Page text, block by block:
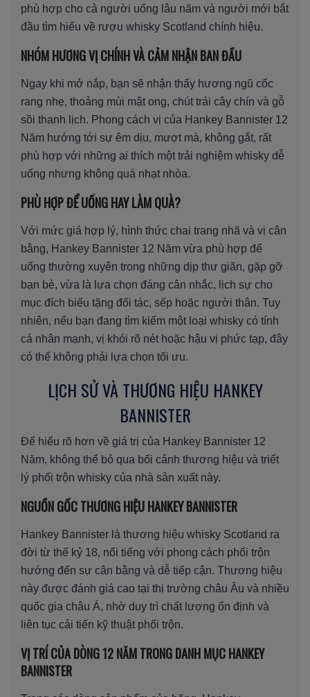
phù hợp cho cả người uống lâu năm và người mới bắt
đầu tìm hiểu về rượu whisky Scotland chính hiệu.
NHÓM HƯƠNG VỊ CHÍNH VÀ CẢM NHẬN BAN ĐẦU
Ngay khi mở nắp, bạn sẽ nhận thấy hương ngũ cốc
rang nhẹ, thoảng mùi mật ong, chút trái cây chín và gỗ
sồi thanh lịch. Phong cách vị của Hankey Bannister 12
Năm hướng tới sự êm dịu, mượt mà, không gắt, rất
phù hợp với những ai thích một trải nghiệm whisky dễ
uống nhưng không quá nhạt nhòa.
PHÙ HỢP ĐỂ UỐNG HAY LÀM QUÀ?
Với mức giá hợp lý, hình thức chai trang nhã và vị cân
bằng, Hankey Bannister 12 Năm vừa phù hợp để
uống thường xuyên trong những dịp thư giãn, gặp gỡ
bạn bè, vừa là lựa chọn đáng cân nhắc, lịch sự cho
mục đích biếu tặng đối tác, sếp hoặc người thân. Tuy
nhiên, nếu bạn đang tìm kiếm một loại whisky có tính
cá nhân mạnh, vị khói rõ nét hoặc hậu vị phức tạp, đây
có thể không phải lựa chọn tối ưu.
LỊCH SỬ VÀ THƯƠNG HIỆU HANKEY
BANNISTER
Để hiểu rõ hơn về giá trị của Hankey Bannister 12
Năm, không thể bỏ qua bối cảnh thương hiệu và triết
lý phối trộn whisky của nhà sản xuất này.
NGUỒN GỐC THƯƠNG HIỆU HANKEY BANNISTER
Hankey Bannister là thương hiệu whisky Scotland ra
đời từ thế kỷ 18, nổi tiếng với phong cách phối trộn
hướng đến sự cân bằng và dễ tiếp cận. Thương hiệu
này được đánh giá cao tại thị trường châu Âu và nhiều
quốc gia châu Á, nhờ duy trì chất lượng ổn định và
liên tục cải tiến kỹ thuật phối trộn.
VỊ TRÍ CỦA DÒNG 12 NĂM TRONG DANH MỤC HANKEY
BANNISTER